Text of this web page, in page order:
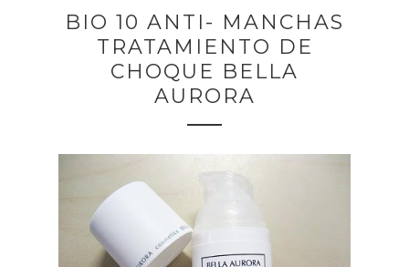
BIO 10 ANTI- MANCHAS
TRATAMIENTO DE
CHOQUE BELLA
AURORA